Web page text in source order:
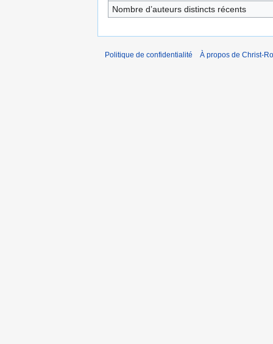
Nombre d’auteurs distincts récents
Politique de confidentialité À propos de Christ-